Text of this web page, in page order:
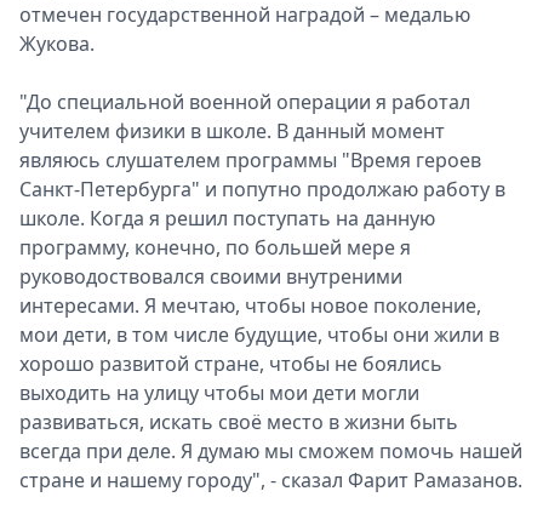
отмечен государственной наградой – медалью
Жукова.
"До специальной военной операции я работал
учителем физики в школе. В данный момент
являюсь слушателем программы "Время героев
Санкт-Петербурга" и попутно продолжаю работу в
школе. Когда я решил поступать на данную
программу, конечно, по большей мере я
руководоствовался своими внутреними
интересами. Я мечтаю, чтобы новое поколение,
мои дети, в том числе будущие, чтобы они жили в
хорошо развитой стране, чтобы не боялись
выходить на улицу чтобы мои дети могли
развиваться, искать своё место в жизни быть
всегда при деле. Я думаю мы сможем помочь нашей
стране и нашему городу", - сказал Фарит Рамазанов.